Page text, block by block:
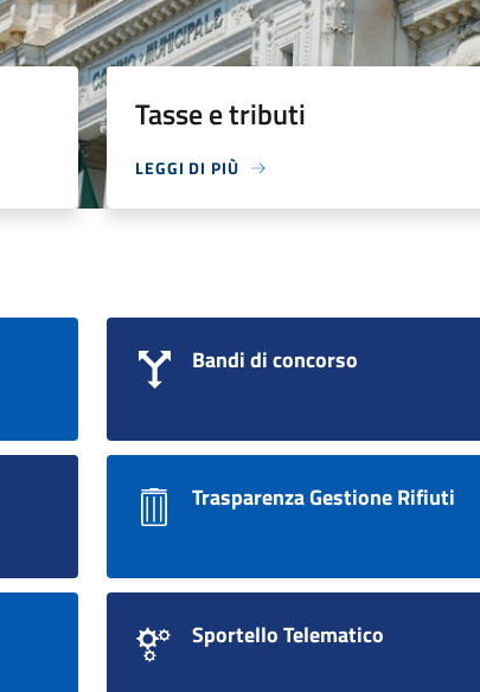
Tasse e tributi
LEGGI DI PIÙ
Bandi di concorso
Trasparenza Gestione Rifiuti
Sportello Telematico